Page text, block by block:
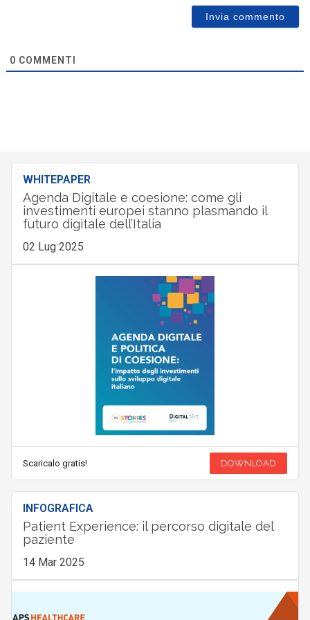
0 COMMENTI
WHITEPAPER
Agenda Digitale e coesione: come gli
investimenti europei stanno plasmando il
futuro digitale dell’Italia
02 Lug 2025
Scaricalo gratis! DOWNLOAD
INFOGRAFICA
Patient Experience: il percorso digitale del
paziente
14 Mar 2025